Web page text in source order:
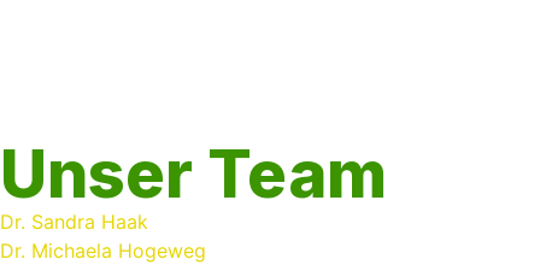
Unser Team
Dr. Sandra Haak
Dr. Michaela Hogeweg